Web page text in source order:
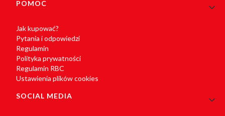
POMOC
Jak kupować?
Pytania i odpowiedzi
Regulamin
Polityka prywatności
Regulamin RBC
Ustawienia plików cookies
SOCIAL MEDIA